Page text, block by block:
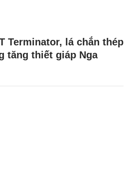
Terminator, lá chắn thép
tăng thiết giáp Nga